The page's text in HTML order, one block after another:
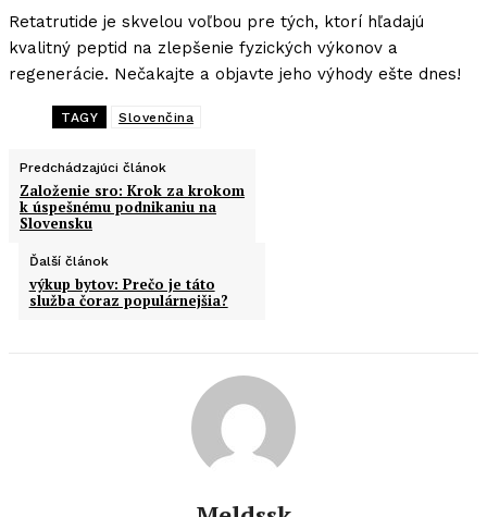
Retatrutide je skvelou voľbou pre tých, ktorí hľadajú
kvalitný peptid na zlepšenie fyzických výkonov a
regenerácie. Nečakajte a objavte jeho výhody ešte dnes!
TAGY Slovenčina
Predchádzajúci článok
Založenie sro: Krok za krokom
k úspešnému podnikaniu na
Slovensku
Ďalší článok
výkup bytov: Prečo je táto
služba čoraz populárnejšia?